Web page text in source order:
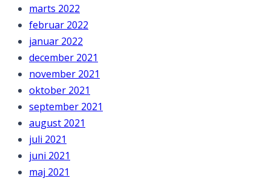
marts 2022
februar 2022
januar 2022
december 2021
november 2021
oktober 2021
september 2021
august 2021
juli 2021
juni 2021
maj 2021